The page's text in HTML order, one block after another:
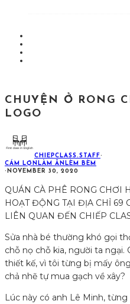
CHUYỆN Ở RONG
LOGO
CHIEPCLASS.STAFF·
CÁM LỢNLÀM ĂNLÈM BÈM
·NOVEMBER 30, 2020
QUÁN CÀ PHÊ RONG CHƠI
HOẠT ĐỘNG TẠI ĐỊA CHỈ 69
LIÊN QUAN ĐẾN CHIẾP
Sửa nhà bé thường khó gọi
chỗ nọ chỗ kia, người ta
thiết kế, vì tôi từng bị mấy
chả nhẽ tự mua gạch về xây?
Lúc này có anh Lê Minh,